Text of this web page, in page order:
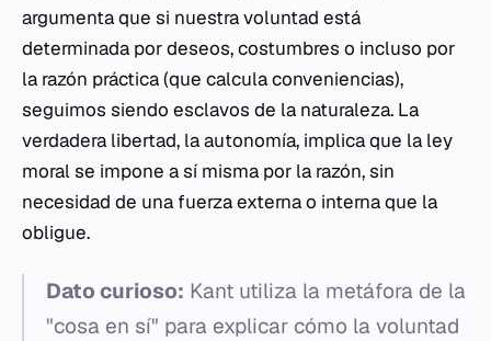
argumenta que si nuestra voluntad está
determinada por deseos, costumbres o incluso por
la razón práctica (que calcula conveniencias),
seguimos siendo esclavos de la naturaleza. La
verdadera libertad, la autonomía, implica que la ley
moral se impone a sí misma por la razón, sin
necesidad de una fuerza externa o interna que la
obligue.
Dato curioso: Kant utiliza la metáfora de la
"cosa en sí" para explicar cómo la voluntad